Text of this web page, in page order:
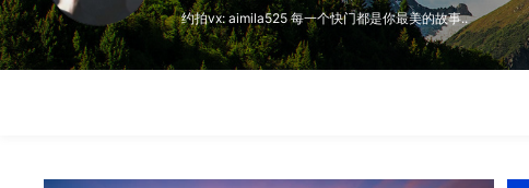
约拍vx: aimila525 每一个快门都是你最美的故事..